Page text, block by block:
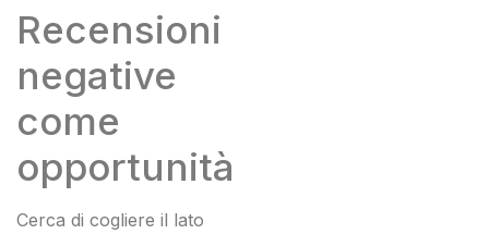
Recensioni
negative
come
opportunità
Cerca di cogliere il lato